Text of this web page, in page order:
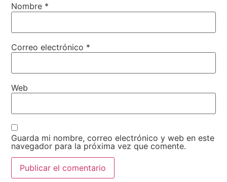
Nombre *
Correo electrónico *
Web
Guarda mi nombre, correo electrónico y web en este
navegador para la próxima vez que comente.